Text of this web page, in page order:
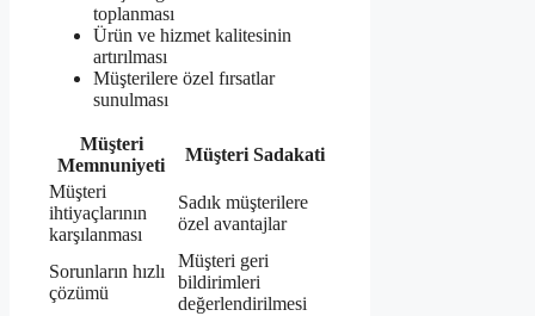
toplanması
Ürün ve hizmet kalitesinin
artırılması
Müşterilere özel fırsatlar
sunulması
Müşteri
Memnuniyeti
Müşteri Sadakati
Müşteri
ihtiyaçlarının
karşılanması
Sadık müşterilere
özel avantajlar
Sorunların hızlı
çözümü
Müşteri geri
bildirimleri
değerlendirilmesi